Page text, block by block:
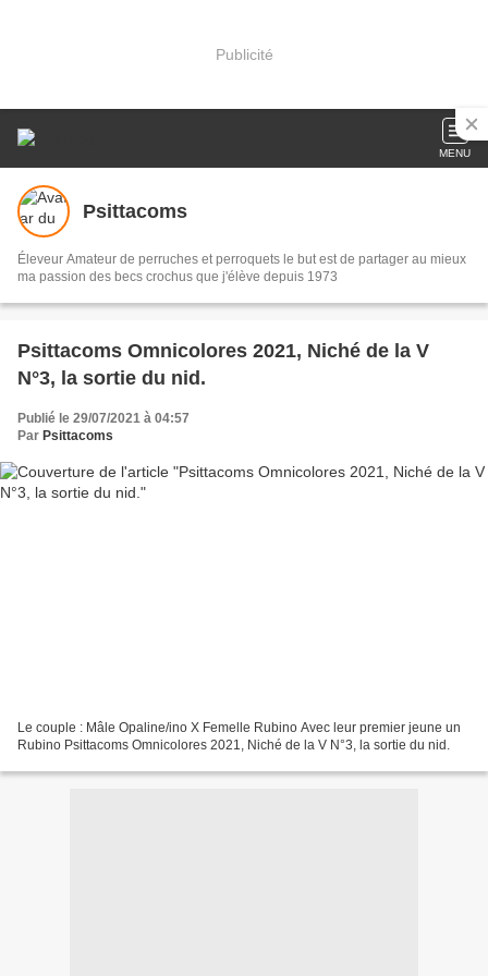
Publicité
MENU
Psittacoms
Éleveur Amateur de perruches et perroquets le but est de partager au mieux
ma passion des becs crochus que j'élève depuis 1973
Psittacoms Omnicolores 2021, Niché de la V
N°3, la sortie du nid.
Publié le 29/07/2021 à 04:57
Par Psittacoms
Le couple : Mâle Opaline/ino X Femelle Rubino Avec leur premier jeune un
Rubino Psittacoms Omnicolores 2021, Niché de la V N°3, la sortie du nid.